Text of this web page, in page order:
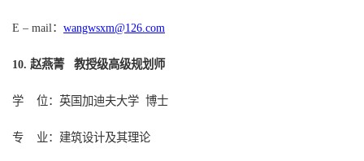
E – mail： wangwsxm@126.com
10. 赵燕菁 教授级高级规划师
学 位： 英国加迪夫大学 博士
专 业：建筑设计及其理论